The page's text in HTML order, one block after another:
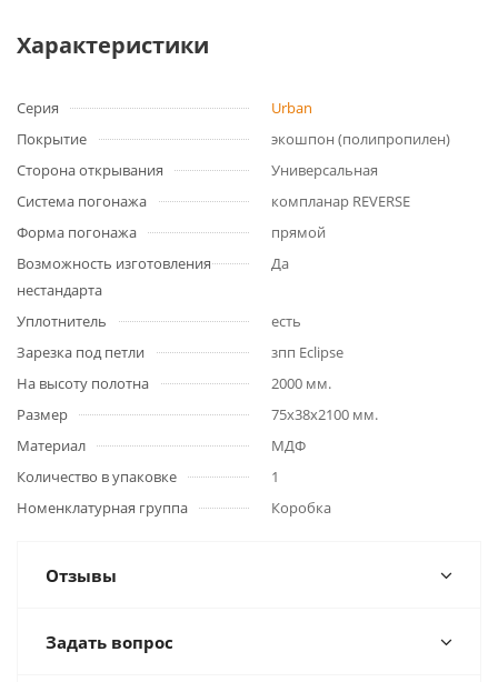
Характеристики
Серия
Urban
Покрытие
экошпон (полипропилен)
Сторона открывания
Универсальная
Система погонажа
компланар REVERSE
Форма погонажа
прямой
Возможность изготовления
нестандарта
Да
Уплотнитель
есть
Зарезка под петли
зпп Eclipse
На высоту полотна
2000 мм.
Размер
75x38x2100 мм.
Материал
МДФ
Количество в упаковке
1
Номенклатурная группа
Коробка
Отзывы
Задать вопрос